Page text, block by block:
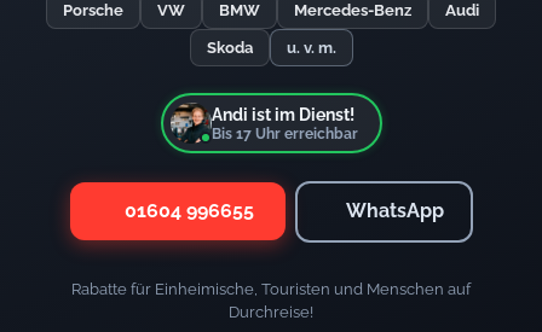
Porsche VW BMW Mercedes-Benz Audi
Skoda u. v. m.
Andi ist im Dienst!
Bis 17Uhr erreichbar
01604 996655 WhatsApp
Rabatte für Einheimische, Touristen und Menschen auf
Durchreise!